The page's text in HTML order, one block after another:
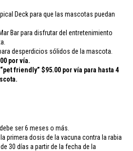
Deck para que las mascotas puedan
Bar para disfrutar del entretenimiento
desperdicios sólidos de la mascota.
por vía.
friendly” $95.00 por vía para hasta 4
ser 6 meses o más.
primera dosis de la vacuna contra la rabia
30 días a partir de la fecha de la